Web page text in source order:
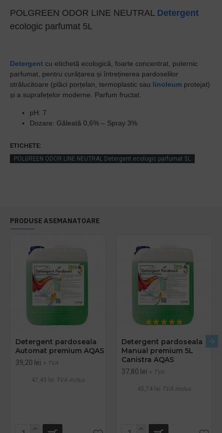
POLGREEN ODOR LINE NEUTRAL Detergent
ecologic parfumat 5L
Detergent cu etichetă ecologică, foarte concentrat, puternic
parfumat, pentru curățarea și întreținerea pardoselilor
strălucitoare (plăci porțelan, termoplastic sau linoleum protejat)
și a suprafețelor moderne. Parfum fructat.
pH: 7
Dozare: Găleată 0,6% – Spray 3%
ETICHETE:
POLGREEN ODOR LINE NEUTRAL Detergent ecologic parfumat 5L
PRODUSE ASEMANATOARE
Detergent pardoseala
Automat premium AQAS
39,20 lei + TVA
47,43 lei TVA inclus
Detergent pardoseala
Manual premium 5L
Canistra AQAS
37,80 lei + TVA
45,74 lei TVA inclus